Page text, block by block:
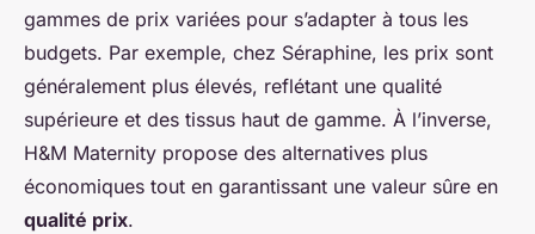
gammes de prix variées pour s’adapter à tous les
budgets. Par exemple, chez Séraphine, les prix sont
généralement plus élevés, reflétant une qualité
supérieure et des tissus haut de gamme. À l’inverse,
H&M Maternity propose des alternatives plus
économiques tout en garantissant une valeur sûre en
qualité prix.